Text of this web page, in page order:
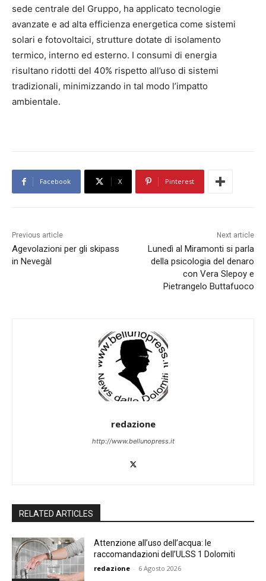
sede centrale del Gruppo, ha applicato tecnologie
avanzate e ad alta efficienza energetica come sistemi
solari e fotovoltaici, strutture dotate di isolamento
termico, interno ed esterno. I consumi di energia
risultano ridotti del 40% rispetto all’uso di sistemi
tradizionali, minimizzando in tal modo l’impatto
ambientale.
Facebook X Pinterest
Previous article
Agevolazioni per gli skipass
in Nevegàl
Next article
Lunedì al Miramonti si parla
della psicologia del denaro
con Vera Slepoy e
Pietrangelo Buttafuoco
redazione
http://www.bellunopress.it
RELATED ARTICLES
Attenzione all’uso dell’acqua: le
raccomandazioni dell’ULSS 1 Dolomiti
redazione - 6 Agosto 2026